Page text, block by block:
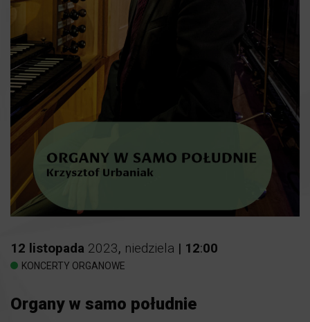
12 listopada 2023, niedziela | 12:00
KONCERTY ORGANOWE
Organy w samo południe